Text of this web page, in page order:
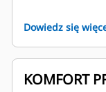
cyklu i
otoczenia z
widoczność.
System Cat
radar i
lekkimi
Dowiedz się
KOMFORT